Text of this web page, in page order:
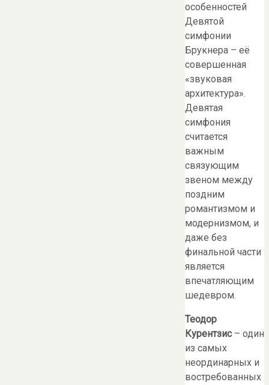
особенностей
Девятой
симфонии
Брукнера – её
совершенная
«звуковая
архитектура».
Девятая
симфония
считается
важным
связующим
звеном между
поздним
романтизмом и
модернизмом, и
даже без
финальной части
является
впечатляющим
шедевром.
Теодор
Курентзис– один
из самых
неординарных и
востребованных